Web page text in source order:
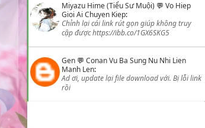
Miyazu Hime (Tiểu Sư Muội) 💬 Vo Hiep
Gioi Ai Chuyen Kiep:
Chỉnh lại cái link rút gọn giúp không truy
cập được https://ibb.co/1GX6SKG5
Gen 💬 Conan Vu Ba Sung Nu Nhi Lien
Manh Len:
Ad ơi, update lại file download với. Bị lỗi link
rồi